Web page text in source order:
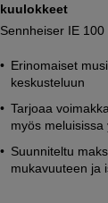
kuulokkeet
Sennheiser IE
Erinomaiset
keskusteluun
Tarjoaa
myös meluisissa
Suunniteltu
mukavuuteen ja